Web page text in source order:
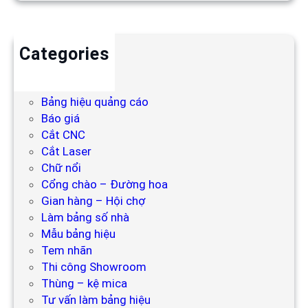
Categories
Bảng hiệu quảng cáo
Báo giá
Cắt CNC
Cắt Laser
Chữ nổi
Cổng chào – Đường hoa
Gian hàng – Hội chợ
Làm bảng số nhà
Mẫu bảng hiệu
Tem nhãn
Thi công Showroom
Thùng – kệ mica
Tư vấn làm bảng hiệu